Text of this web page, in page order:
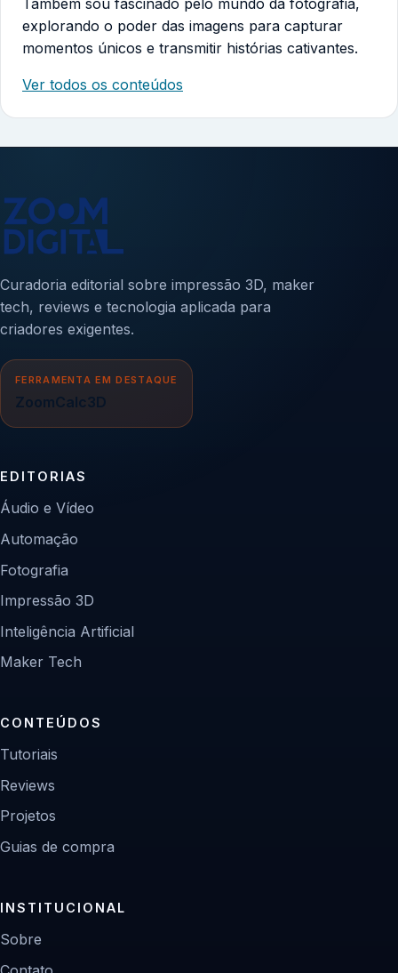
explorando o poder das imagens para capturar
momentos únicos e transmitir histórias cativantes.
Ver todos os conteúdos
Curadoria editorial sobre impressão 3D, maker
tech, reviews e tecnologia aplicada para
criadores exigentes.
FERRAMENTA EM DESTAQUE
ZoomCalc3D
EDITORIAS
Áudio e Vídeo
Automação
Fotografia
Impressão 3D
Inteligência Artificial
Maker Tech
CONTEÚDOS
Tutoriais
Reviews
Projetos
Guias de compra
INSTITUCIONAL
Sobre